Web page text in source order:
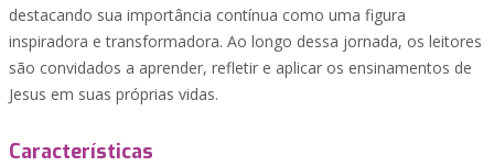
destacando sua importância contínua como uma figura
inspiradora e transformadora. Ao longo dessa jornada, os leitores
são convidados a aprender, refletir e aplicar os ensinamentos de
Jesus em suas próprias vidas.
Características